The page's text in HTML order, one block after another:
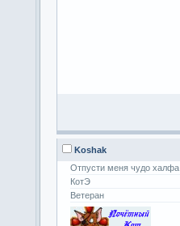
Koshak
Отпусти меня чудо халфа
КотЭ
Ветеран